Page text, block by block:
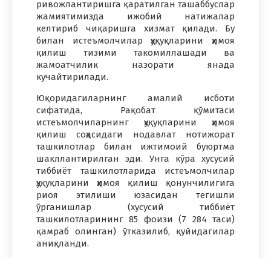
ривожлантиришга қаратилган ташаббуслар
жамиятимизда ижобий натижалар
келтириб чиқаришга хизмат қилади. Бу
билан истеъмолчилар ҳуқуқларини ҳимоя
қилиш тизими такомиллашади ва
жамоатчилик назорати янада
кучайтирилади.
Юқоридагиларнинг амалий исботи
сифатида, Рақобат қўмитаси
истеъмолчиларнинг ҳуқуқларини ҳимоя
қилиш соҳасидаги нодавлат нотижорат
ташкилотлар билан ижтимоий буюртма
шакллантирилган эди. Унга кўра хусусий
тиббиёт ташкилотларида истеъмолчилар
ҳуқуқларини ҳимоя қилиш қонунчилигига
риоя этилиши юзасидан тегишли
ўрганишлар (хусусий тиббиёт
ташкилотларининг 85 фоизи (7 284 таси)
қамраб олинган) ўтказилиб, қуйидагилар
аниқланди.